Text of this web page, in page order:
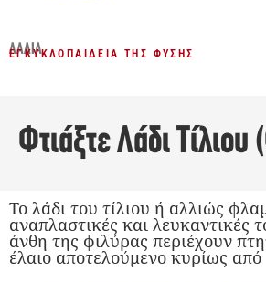
ΛΆΔΙΑ
ΕΓΚΥΚΛΟΠΑΊΔΕΙΑ ΤΗΣ ΦΎΣΗΣ
Φτιάξτε Λάδι
Το λάδι του τίλιου ή αλλιώς
αναπλαστικές και λευκαντικές
άνθη της φιλύρας περιέχουν
έλαιο αποτελούμενο κυρίως από